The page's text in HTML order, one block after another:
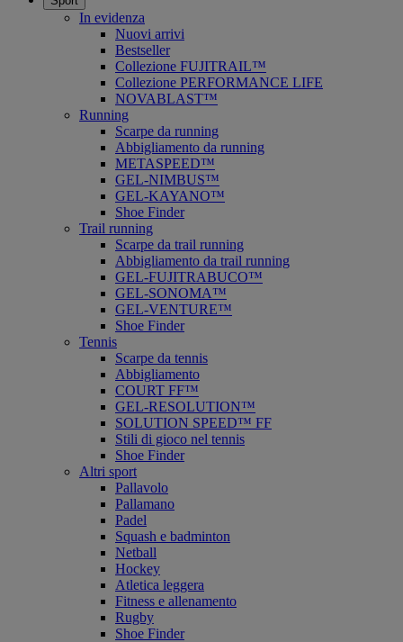
In evidenza
Nuovi arrivi
Bestseller
Collezione FUJITRAIL™
Collezione PERFORMANCE LIFE
NOVABLAST™
Running
Scarpe da running
Abbigliamento da running
METASPEED™
GEL-NIMBUS™
GEL-KAYANO™
Shoe Finder
Trail running
Scarpe da trail running
Abbigliamento da trail running
GEL-FUJITRABUCO™
GEL-SONOMA™
GEL-VENTURE™
Shoe Finder
Tennis
Scarpe da tennis
Abbigliamento
COURT FF™
GEL-RESOLUTION™
SOLUTION SPEED™ FF
Stili di gioco nel tennis
Shoe Finder
Altri sport
Pallavolo
Pallamano
Padel
Squash e badminton
Netball
Hockey
Atletica leggera
Fitness e allenamento
Rugby
Shoe Finder